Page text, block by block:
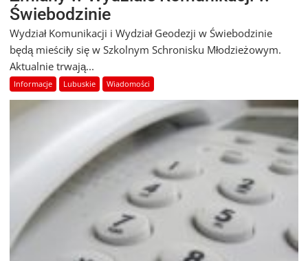
Świebodzinie
Wydział Komunikacji i Wydział Geodezji w Świebodzinie
będą mieściły się w Szkolnym Schronisku Młodzieżowym.
Aktualnie trwają...
Informacje Lubuskie Wiadomości